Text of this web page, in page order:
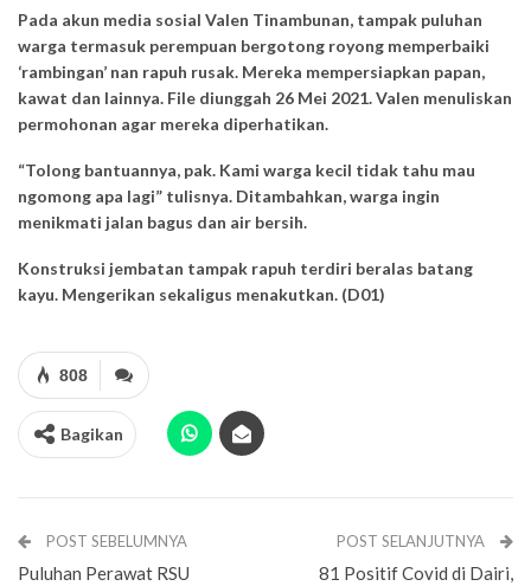
Pada akun media sosial Valen Tinambunan, tampak puluhan
warga termasuk perempuan bergotong royong memperbaiki
‘rambingan’ nan rapuh rusak. Mereka mempersiapkan papan,
kawat dan lainnya. File diunggah 26 Mei 2021. Valen menuliskan
permohonan agar mereka diperhatikan.
“Tolong bantuannya, pak. Kami warga kecil tidak tahu mau
ngomong apa lagi” tulisnya. Ditambahkan, warga ingin
menikmati jalan bagus dan air bersih.
Konstruksi jembatan tampak rapuh terdiri beralas batang
kayu. Mengerikan sekaligus menakutkan. (D01)
808
Bagikan
POST SEBELUMNYA
Puluhan Perawat RSU
POST SELANJUTNYA
81 Positif Covid di Dairi,